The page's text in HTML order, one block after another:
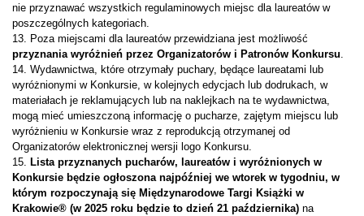
nie przyznawać wszystkich regulaminowych miejsc dla laureatów w
poszczególnych kategoriach.
13. Poza miejscami dla laureatów przewidziana jest możliwość
przyznania wyróżnień przez Organizatorów i Patronów Konkursu
14. Wydawnictwa, które otrzymały puchary, będące laureatami lub
wyróżnionymi w Konkursie, w kolejnych edycjach lub dodrukach, w
materiałach je reklamujących lub na naklejkach na te wydawnictwa,
mogą mieć umieszczoną informację o pucharze, zajętym miejscu lub
wyróżnieniu w Konkursie wraz z reprodukcją otrzymanej od
Organizatorów elektronicznej wersji logo Konkursu.
15.
Lista przyznanych pucharów, laureatów i wyróżnionych w
Konkursie będzie ogłoszona najpóźniej we wtorek w tygodniu, w
którym rozpoczynają się Międzynarodowe Targi Książki w
Krakowie® (w 2025 roku będzie to dzień 21 października) na